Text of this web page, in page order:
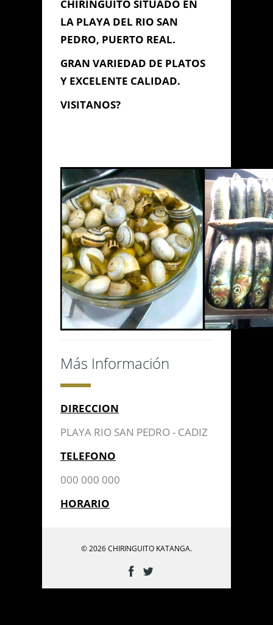
CHIRINGUITO SITUADO EN
LA PLAYA DEL RIO SAN
PEDRO, PUERTO REAL.
GRAN VARIEDAD DE PLATOS
Y EXCELENTE CALIDAD.
VISITANOS?
Más Información
DIRECCION
PLAYA RIO SAN PEDRO - CADIZ
TELEFONO
000 000 000
HORARIO
PLAYA RIO SAN PEDRO - CADIZ,
Puerto Real, Cádiz
000 000 000
katanga@gmail.com
Contacta con Nosotros
© 2026 CHIRINGUITO KATANGA.